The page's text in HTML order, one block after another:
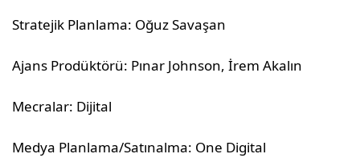
Stratejik Planlama: Oğuz Savaşan
Ajans Prodüktörü: Pınar Johnson, İrem Akalın
Mecralar: Dijital
Medya Planlama/Satınalma: One Digital